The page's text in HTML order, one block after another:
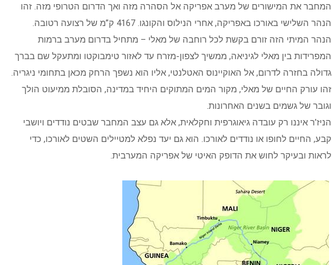
המחבר את המישורים של מערב אפריקה אל הסהרה מזה ואך הדרום הטרופי מזה. זהו
הנהר השלישי באורכו באפריקה, אחרי הנילוס והקונגו. 4167 ק”מ של רצועה רטובה.
הנהר המיתי הזה זורם בקשת לכל רוחבה של מאלי – מתחיל בדרום מערב ברמות
המפרידות בין מאלי לגיניאה, ממשיך לצפון-מזרח עד לאזור טימבוקטו ומתעקל שם בברך
גדולה בחזרה לדרום, אל האוקיינוס האטלנטי, אליו הוא נשפך הרחק מכאן בתחומי ניגריה.
זהו עורק החיים של מאלי, מקור המים המתוקים היחיד במדינה, הסובלת ממיעוט הולך
וגובר של גשמים בשנים האחרונות.
הניז’ר איננו רק עובדה גיאוגרפית וחקלאית, אלא גם עצב המחבר שבטים נודדים ויושבי
קבע, החיים לחופו או נודדים לאורכו. הוא גם יעד נפלא למטיילים השטים לאורכו, כדי
לראות ובעיקר לחוש את הדופק האיטי של אפריקה המערבית.